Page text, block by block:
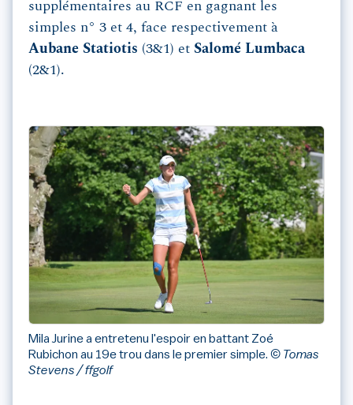
supplémentaires au RCF en gagnant les
simples n° 3 et 4, face respectivement à
Aubane Statiotis (3&1) et Salomé Lumbaca
(2&1).
Mila Jurine a entretenu l'espoir en battant Zoé
Rubichon au 19e trou dans le premier simple. © Tomas
Stevens / ffgolf